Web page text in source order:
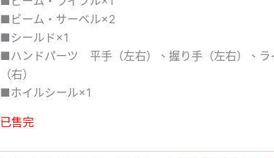
■ビーム・サーベル×2
■シールド×1
■ハンドパーツ 平手（左右）、握り手（左右）、ラ
（右）
■ホイルシール×1
已售完